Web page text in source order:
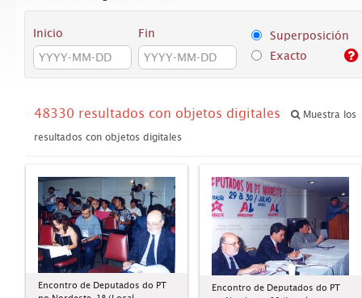
Inicio Fin
Superposición
Exacto
48330 resultados con objetos digitales
Muestra los
resultados con objetos digitales
Encontro de Deputados do PT
Encontro de Deputados do PT